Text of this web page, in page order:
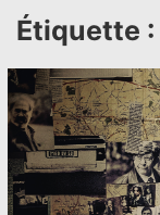
Étiquette :